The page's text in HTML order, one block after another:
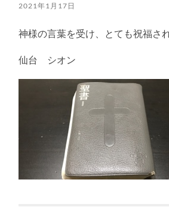
2021年1月17日
神様の言葉を受け、とても祝福さ
仙台 シオン